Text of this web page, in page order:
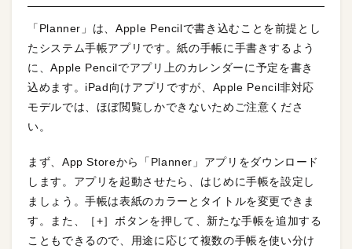
「Planner」は、Apple Pencilで書き込むことを前提とし
たシステム手帳アプリです。紙の手帳に手書きするよう
に、Apple Pencilでアプリ上のカレンダーに予定を書き
込めます。iPad向けアプリですが、Apple Pencil非対応
モデルでは、ほぼ閲覧しかできないためご注意くださ
い。
まず、App Storeから「Planner」アプリをダウンロード
します。アプリを起動させたら、はじめに手帳を設定し
ましょう。手帳は表紙のカラーとタイトルを変更できま
す。また、［+］ボタンを押して、新たな手帳を追加する
こともできるので、用途に応じて複数の手帳を使い分け